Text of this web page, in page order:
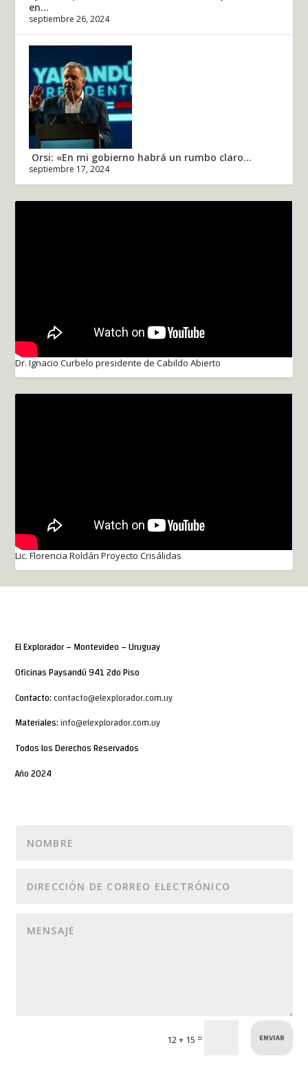
en...
septiembre 26, 2024
Orsi: «En mi gobierno habrá un rumbo claro...
septiembre 17, 2024
Dr. Ignacio Curbelo presidente de Cabildo Abierto
Lic. Florencia Roldán Proyecto Crisálidas
El Explorador – Montevideo – Uruguay
Oficinas Paysandú 941 2do Piso
Contacto:contacto@elexplorador.com.uy
Materiales:info@elexplorador.com.uy
Todos los Derechos Reservados
Año 2024
12 + 15 = ENVIAR